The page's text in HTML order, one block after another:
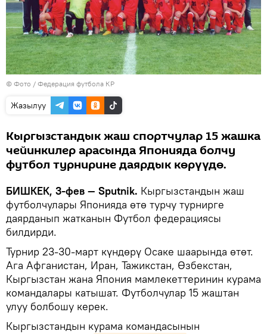
© Фото / Федерация футбола КР
Жазылуу
Кыргызстандык жаш спортчулар 15 жашка
чейинкилер арасында Японияда болчу
футбол турнирине даярдык көрүүдө.
БИШКЕК, 3-фев — Sputnik. Кыргызстандын жаш
футболчулары Японияда өтө турчу турнирге
даярданып жатканын Футбол федерациясы
билдирди.
Турнир 23-30-март күндөрү Осаке шаарында өтөт.
Ага Афганистан, Иран, Тажикстан, Өзбекстан,
Кыргызстан жана Япония мамлекеттеринин курама
командалары катышат. Футболчулар 15 жаштан
улуу болбошу керек.
Кыргызстандын курама командасынын